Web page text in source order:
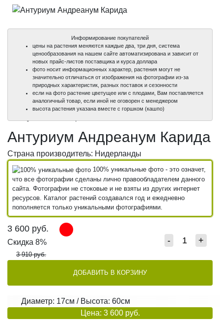
100%
100%
100%
100%
Информирование покупателей
цены на растения меняются каждые два, три дня, система
ценообразования на нашем сайте автоматизирована и зависит от
новых прайс-листов поставщика и курса доллара
фото носит информационных характер, растения могут не
значительно отличаться от изображения на фотографии из-за
природных характеристик, разных поставок и сезонности
если на фото растение цветущее или с плодами, Вам поставляется
аналогичный товар, если иной не оговорен с менеджером
высота растения указана вместе с горшком (кашпо)
Антуриум Андреанум Карида
Страна производитель: Нидерланды
100% уникальные фото - это означет,
что все фотографии сделаны лично правообладателем данного
сайта. Фотографии не стоковые и не взяты из других интернет
ресурсов. Каталог растений создавался год и ежедневно
пополняется только уникальными фотографиями.
3 600 руб.
Скидка 8%
3 910 руб.
- +
ДОБАВИТЬ В КОРЗИНУ
Диаметр: 17см / Высота: 60см
Цена: 3 600 руб.